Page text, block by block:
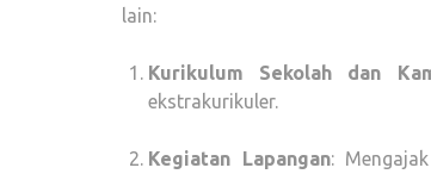
lain:
Kurikulum Sekolah dan
ekstrakurikuler.
Kegiatan Lapangan: